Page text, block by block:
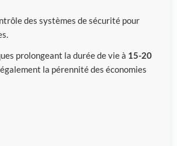
des systèmes de sécurité pour
prolongeant la durée de vie à 15-20
la pérennité des économies